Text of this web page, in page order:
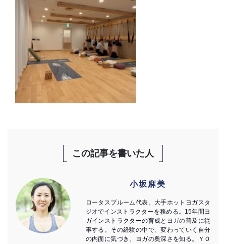
この記事を書いた人
小坂麻美
ロータスブルーム代表。大手ホットヨガスタ
ジオでインストラクターを務める。15年間ヨ
ガインストラクターの育成とヨガの普及に従
事する。その経験の中で、変わっていく自分
の内面に気づき、ヨガの奥深さを知る。ＹＯ